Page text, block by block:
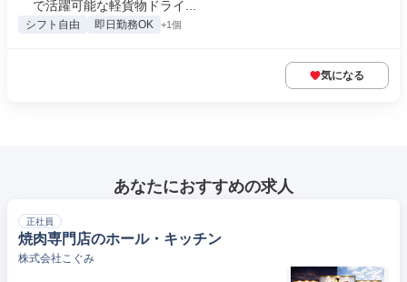
で活躍可能な軽貨物ドライ...
シフト自由 即日勤務OK +1個
気になる
あなたにおすすめの求人
正社員
焼肉専門店のホール・キッチン
株式会社こぐみ